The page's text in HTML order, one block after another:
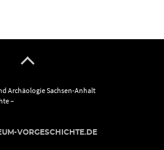
Archäologie Sachsen-Anhalt
–
VORGESCHICHTE.DE